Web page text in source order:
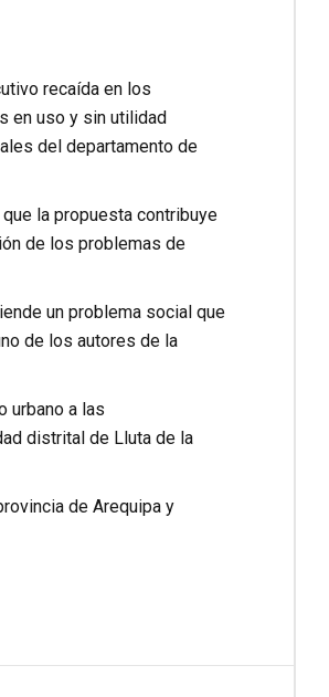
recaída en los
en uso y sin utilidad
del departamento de
la propuesta contribuye
de los problemas de
un problema social que
de los autores de la
urbano a las
distrital de Lluta de la
de Arequipa y